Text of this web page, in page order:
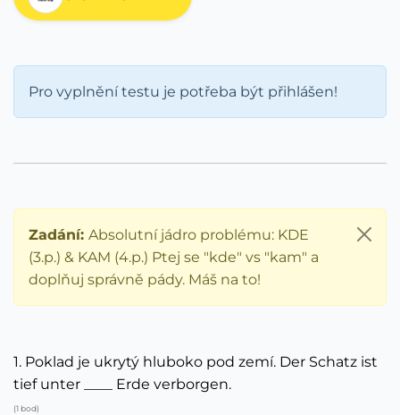
Pro vyplnění testu je potřeba být přihlášen!
Zadání: Absolutní jádro problému: KDE
(3.p.) & KAM (4.p.) Ptej se "kde" vs "kam" a
doplňuj správně pády. Máš na to!
1. Poklad je ukrytý hluboko pod zemí. Der Schatz ist
tief unter ____ Erde verborgen.
(1 bod)